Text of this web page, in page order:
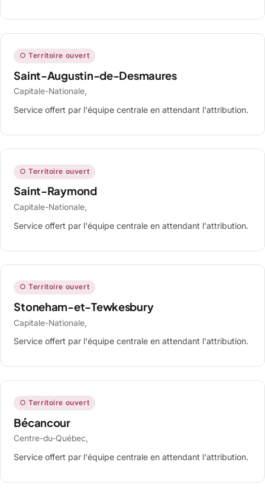
○ Territoire ouvert
Saint-Augustin-de-Desmaures
Capitale-Nationale,
Service offert par l'équipe centrale en attendant l'attribution.
○ Territoire ouvert
Saint-Raymond
Capitale-Nationale,
Service offert par l'équipe centrale en attendant l'attribution.
○ Territoire ouvert
Stoneham-et-Tewkesbury
Capitale-Nationale,
Service offert par l'équipe centrale en attendant l'attribution.
○ Territoire ouvert
Bécancour
Centre-du-Québec,
Service offert par l'équipe centrale en attendant l'attribution.